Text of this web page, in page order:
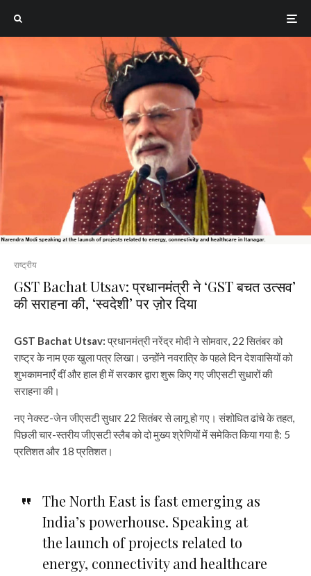
राष्ट्रीय
GST Bachat Utsav: प्रधानमंत्री ने ‘GST बचत उत्सव’
की सराहना की, ‘स्वदेशी’ पर ज़ोर दिया
GST Bachat Utsav:प्रधानमंत्री नरेंद्र मोदी ने सोमवार, 22 सितंबर को
राष्ट्र के नाम एक खुला पत्र लिखा। उन्होंने नवरात्रि के पहले दिन देशवासियों को
शुभकामनाएँ दीं और हाल ही में सरकार द्वारा शुरू किए गए जीएसटी सुधारों की
सराहना की।
नए नेक्स्ट-जेन जीएसटी सुधार 22 सितंबर से लागू हो गए। संशोधित ढांचे के तहत,
पिछली चार-स्तरीय जीएसटी स्लैब को दो मुख्य श्रेणियों में समेकित किया गया है: 5
प्रतिशत और 18 प्रतिशत।
The North East is fast emerging as
India’s powerhouse. Speaking at
the launch of projects related to
energy, connectivity and healthcare